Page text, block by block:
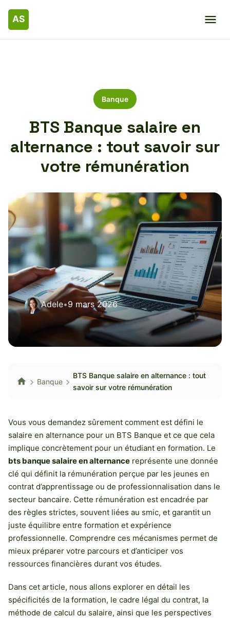
Banque
BTS Banque salaire en
alternance : tout savoir sur
votre rémunération
Adele•9 mars 2026
Banque
BTS Banque salaire en alternance : tout
savoir sur votre rémunération
Vous vous demandez sûrement comment est défini le
salaire en alternance pour un BTS Banque et ce que cela
implique concrètement pour un étudiant en formation. Le
bts banque salaire en alternance représente une donnée
clé qui définit la rémunération perçue par les jeunes en
contrat d’apprentissage ou de professionnalisation dans le
secteur bancaire. Cette rémunération est encadrée par
des règles strictes, souvent liées au smic, et garantit un
juste équilibre entre formation et expérience
professionnelle. Comprendre ces mécanismes permet de
mieux préparer votre parcours et d’anticiper vos
ressources financières durant vos études.
Dans cet article, nous allons explorer en détail les
spécificités de la formation, le cadre légal du contrat, la
méthode de calcul du salaire, ainsi que les perspectives